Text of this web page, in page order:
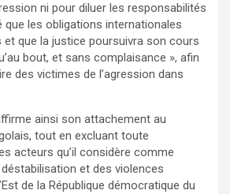
ni pour diluer les responsabilités
que les obligations internationales
et que la justice poursuivra son cours
bout, et sans complaisance », afin
des victimes de l’agression dans
ainsi son attachement au
tout en excluant toute
acteurs qu’il considère comme
et des violences
de la République démocratique du